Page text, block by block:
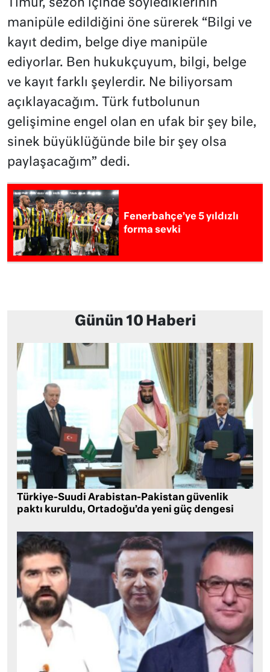
Timur, sezon içinde söylediklerinin
manipüle edildiğini öne sürerek “Bilgi ve
kayıt dedim, belge diye manipüle
ediyorlar. Ben hukukçuyum, bilgi, belge
ve kayıt farklı şeylerdir. Ne biliyorsam
açıklayacağım. Türk futbolunun
gelişimine engel olan en ufak bir şey bile,
sinek büyüklüğünde bile bir şey olsa
paylaşacağım” dedi.
Fenerbahçe’ye 5 yıldızlı
forma sevki
Günün 10 Haberi
Türkiye-Suudi Arabistan-Pakistan güvenlik
paktı kuruldu, Ortadoğu’da yeni güç dengesi